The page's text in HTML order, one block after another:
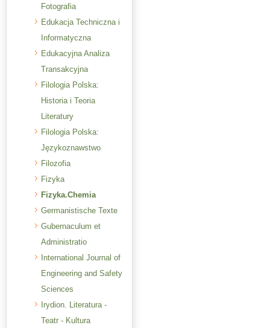
Fotografia
Edukacja Techniczna i
Informatyczna
Edukacyjna Analiza
Transakcyjna
Filologia Polska:
Historia i Teoria
Literatury
Filologia Polska:
Językoznawstwo
Filozofia
Fizyka
Fizyka.Chemia
Germanistische Texte
Gubernaculum et
Administratio
International Journal of
Engineering and Safety
Sciences
Irydion. Literatura -
Teatr - Kultura